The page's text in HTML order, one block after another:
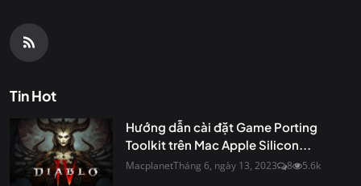
Tin Hot
Hướng dẫn cài đặt Game Porting
Toolkit trên Mac Apple Silicon...
MacplanetTháng 6, ngày 13, 2023 8 5.6k